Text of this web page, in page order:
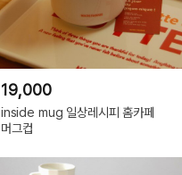
19,000
inside mug 일상레시피 홈카페
머그컵